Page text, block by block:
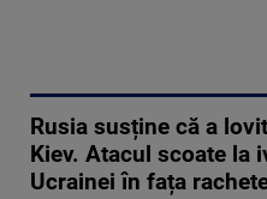
Rusia susține că a
Kiev. Atacul scoate la
Ucrainei în fața